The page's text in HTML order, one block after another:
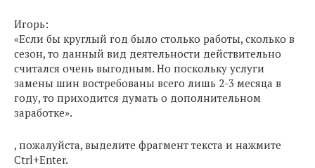
Игорь:
«Если бы круглый год было столько работы, сколько в
сезон, то данный вид деятельности действительно
считался очень выгодным. Но поскольку услуги
замены шин востребованы всего лишь 2-3 месяца в
году, то приходится думать о дополнительном
заработке».
, пожалуйста, выделите фрагмент текста и нажмите
Ctrl+Enter.